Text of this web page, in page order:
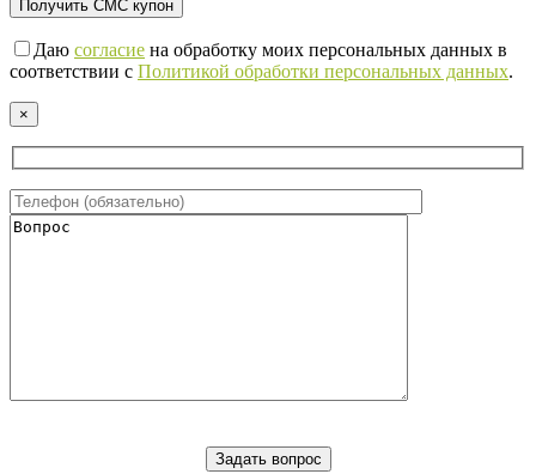
Даю согласие на обработку моих персональных данных в
соответствии с Политикой обработки персональных данных.
×